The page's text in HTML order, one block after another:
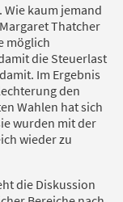
kaum jemand
Thatcher
möglich
die Steuerlast
Im Ergebnis
den
Wahlen hat sich
wurden mit der
wieder zu
die Diskussion